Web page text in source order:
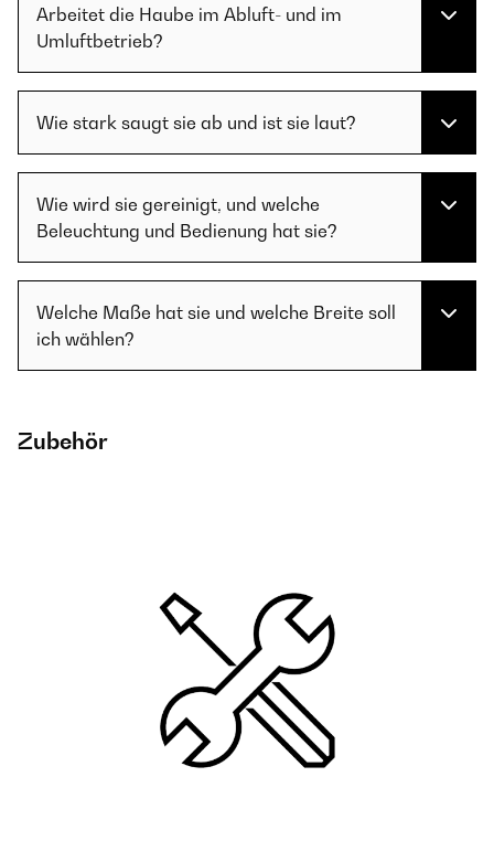
Arbeitet die Haube im Abluft- und im
Umluftbetrieb?
Wie stark saugt sie ab und ist sie laut?
Wie wird sie gereinigt, und welche
Beleuchtung und Bedienung hat sie?
Welche Maße hat sie und welche Breite soll
ich wählen?
Zubehör